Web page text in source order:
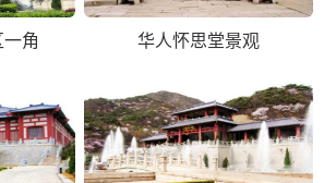
角 华人怀思堂景观